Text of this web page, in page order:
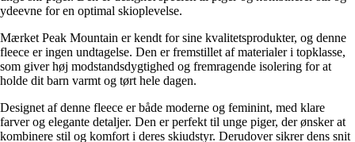
ydeevne for en optimal skioplevelse.
Mærket Peak Mountain er kendt for sine kvalitetsprodukter, og denne
fleece er ingen undtagelse. Den er fremstillet af materialer i topklasse,
som giver høj modstandsdygtighed og fremragende isolering for at
holde dit barn varmt og tørt hele dagen.
Designet af denne fleece er både moderne og feminint, med klare
farver og elegante detaljer. Den er perfekt til unge piger, der ønsker at
kombinere stil og komfort i deres skiudstyr. Derudover sikrer dens snit